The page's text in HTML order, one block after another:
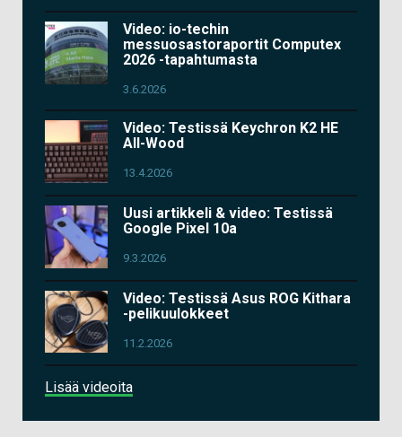
Video: io-techin
messuosastoraportit Computex
2026 -tapahtumasta
3.6.2026
Video: Testissä Keychron K2 HE
All-Wood
13.4.2026
Uusi artikkeli & video: Testissä
Google Pixel 10a
9.3.2026
Video: Testissä Asus ROG Kithara
-pelikuulokkeet
11.2.2026
Lisää videoita